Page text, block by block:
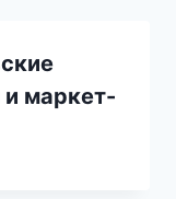
и маркет-